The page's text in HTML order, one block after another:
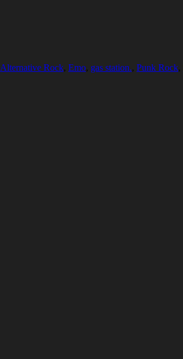
Alternative Rock, Emo, gas station., Punk Rock,